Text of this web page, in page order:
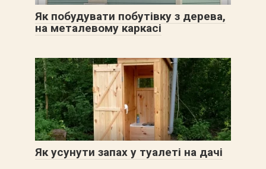
Як побудувати побутівку з дерева,
на металевому каркасі
Як усунути запах у туалеті на дачі